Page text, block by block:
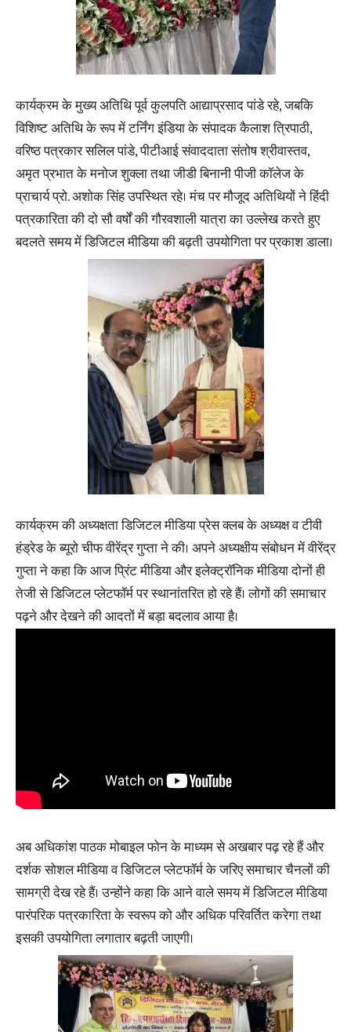
कार्यक्रम के मुख्य अतिथि पूर्व कुलपति आद्याप्रसाद पांडे रहे, जबकि
विशिष्ट अतिथि के रूप में टर्निंग इंडिया के संपादक कैलाश त्रिपाठी,
वरिष्ठ पत्रकार सलिल पांडे, पीटीआई संवाददाता संतोष श्रीवास्तव,
अमृत प्रभात के मनोज शुक्ला तथा जीडी बिनानी पीजी कॉलेज के
प्राचार्य प्रो. अशोक सिंह उपस्थित रहे। मंच पर मौजूद अतिथियों ने हिंदी
पत्रकारिता की दो सौ वर्षों की गौरवशाली यात्रा का उल्लेख करते हुए
बदलते समय में डिजिटल मीडिया की बढ़ती उपयोगिता पर प्रकाश डाला।
कार्यक्रम की अध्यक्षता डिजिटल मीडिया प्रेस क्लब के अध्यक्ष व टीवी
हंड्रेड के ब्यूरो चीफ वीरेंद्र गुप्ता ने की। अपने अध्यक्षीय संबोधन में वीरेंद्र
गुप्ता ने कहा कि आज प्रिंट मीडिया और इलेक्ट्रॉनिक मीडिया दोनों ही
तेजी से डिजिटल प्लेटफॉर्म पर स्थानांतरित हो रहे हैं। लोगों की समाचार
पढ़ने और देखने की आदतों में बड़ा बदलाव आया है।
अब अधिकांश पाठक मोबाइल फोन के माध्यम से अखबार पढ़ रहे हैं और
दर्शक सोशल मीडिया व डिजिटल प्लेटफॉर्म के जरिए समाचार चैनलों की
सामग्री देख रहे हैं। उन्होंने कहा कि आने वाले समय में डिजिटल मीडिया
पारंपरिक पत्रकारिता के स्वरूप को और अधिक परिवर्तित करेगा तथा
इसकी उपयोगिता लगातार बढ़ती जाएगी।